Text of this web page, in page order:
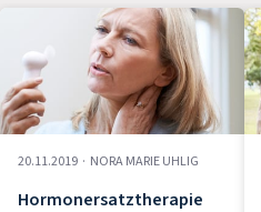
20.11.2019 · NORA MARIE UHLIG
Hormonersatztherapie